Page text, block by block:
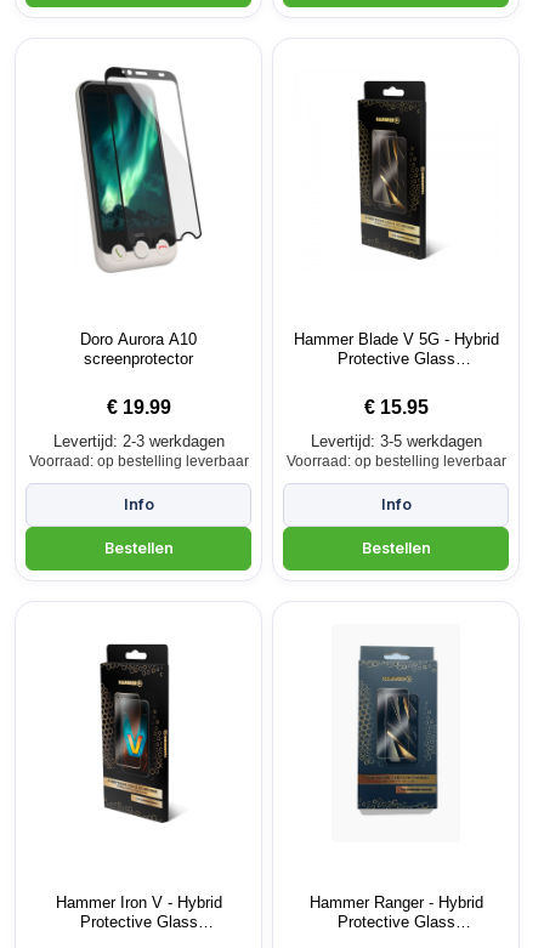
Doro Aurora A10
screenprotector
€ 19.99
Levertijd: 2-3 werkdagen
Voorraad: op bestelling leverbaar
Hammer Blade V 5G - Hybrid
Protective Glass
€ 15.95
Levertijd: 3-5 werkdagen
Voorraad: op bestelling leverbaar
Hammer Iron V - Hybrid
Protective Glass
Hammer Ranger - Hybrid
Protective Glass